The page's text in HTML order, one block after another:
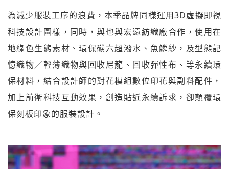
為減少服裝工序的浪費，本季品牌同樣運用3D虛擬即視
科技設計圖樣，同時，與也與宏遠紡織廠合作，使用在
地綠色生態素材、環保碳六超潑水、魚鱗紗，及型態記
憶織物／輕薄織物與回收尼龍、回收彈性布、等永續環
保材料，結合設計師的對花模組數位印花與副料配件，
加上前衛科技互動效果，創造貼近永續訴求，卻顛覆環
保刻板印象的服裝設計。